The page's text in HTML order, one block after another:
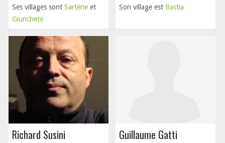
Ses villages sont Sartène et
Giuncheto
Son village est Bastia
Richard Susini Guillaume Gatti